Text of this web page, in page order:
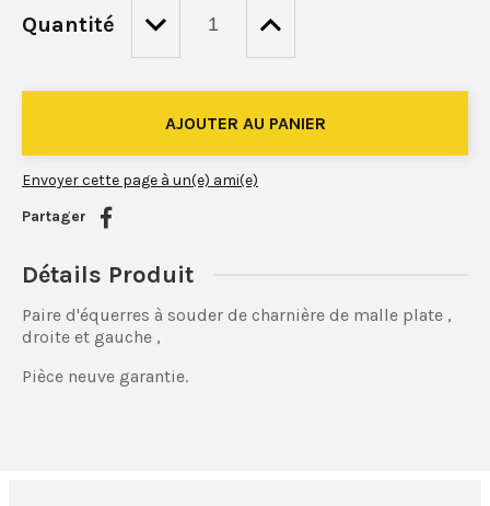
Quantité
Envoyer cette page à un(e) ami(e)
Partager
Détails Produit
Paire d'équerres à souder de charnière de malle plate ,
droite et gauche ,
Pièce neuve garantie.